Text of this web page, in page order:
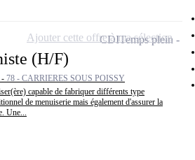
(H/F)
- 78 - CARRIERES SOUS POISSY
capable de fabriquer différents type
de menuiserie mais également d'assurer la
Une...
CDITemps plein
Ajouter cette offre à ma sélection